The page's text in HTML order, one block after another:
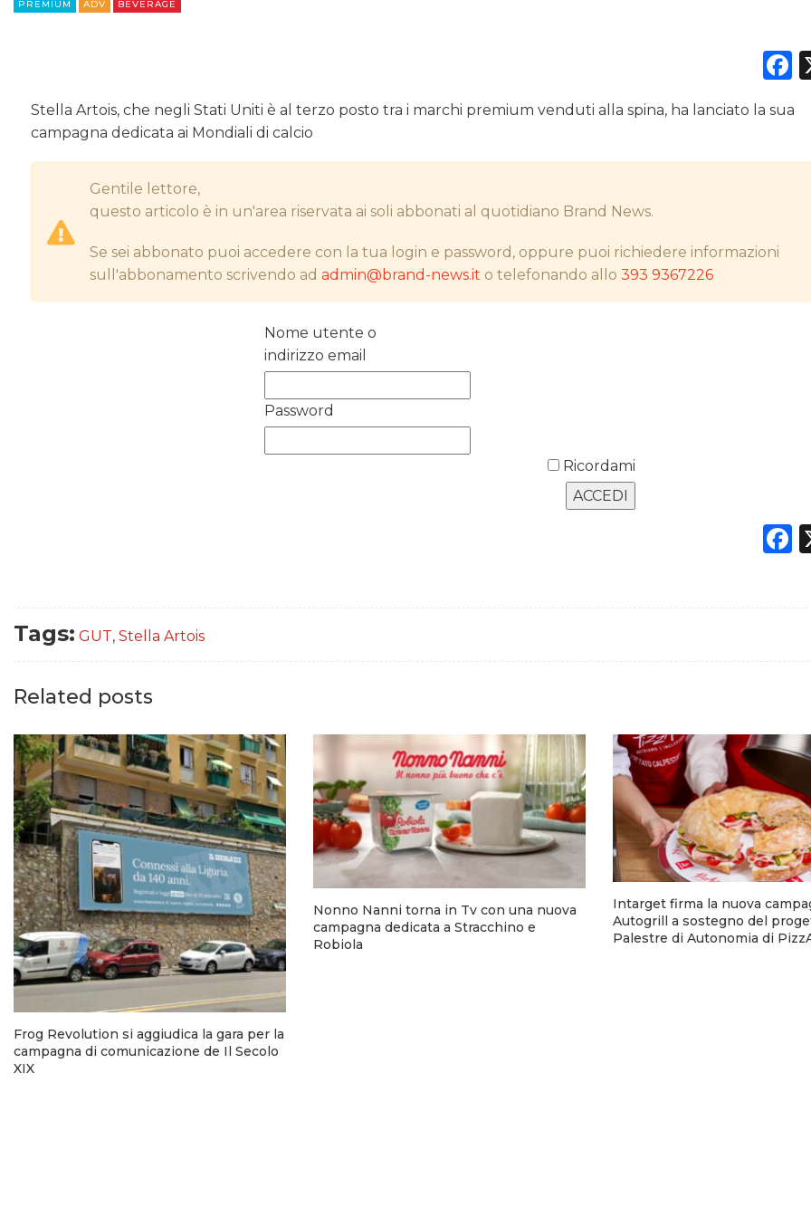
NORMATIVE
TREND
PREMIUM ADV BEVERAGE
Stella Artois, che negli Stati Uniti è al terzo posto tra i marchi premium venduti alla spina, ha lanciato la sua
campagna dedicata ai Mondiali di calcio
Gentile lettore,
questo articolo è in un'area riservata ai soli abbonati al quotidiano Brand News.
Se sei abbonato puoi accedere con la tua login e password, oppure puoi richiedere informazioni
sull'abbonamento scrivendo adadmin@brand-news.it o telefonando allo393 9367226
Nome utente o
indirizzo email
Password
Ricordami
Tags: GUT, Stella Artois
Related posts
Frog Revolution si aggiudica la gara per la
campagna di comunicazione de Il Secolo
XIX
Nonno Nanni torna in Tv con una nuova
campagna dedicata a Stracchino e
Robiola
Intarget firma la nuova
Autogrill a sostegno del
Palestre di Autonomia di